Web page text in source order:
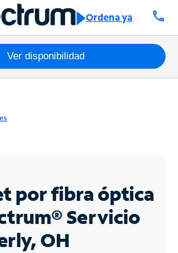
Ordena ya call
Ver disponibilidad
por fibra óptica
Servicio
OH